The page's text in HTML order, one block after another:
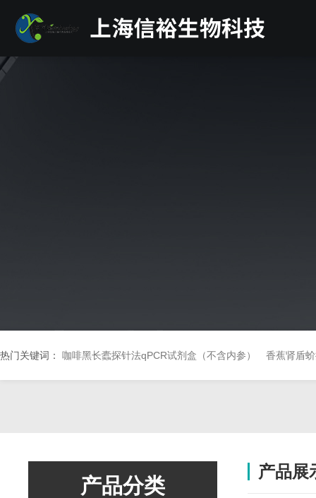
热门关键词： 咖啡黑长蠹探针法qPCR试剂盒（不含内参） 香蕉肾盾
产品分类
产品展